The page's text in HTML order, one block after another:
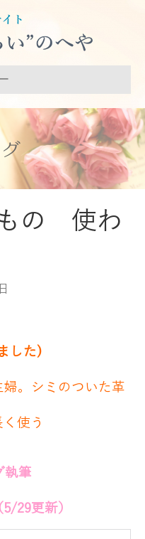
の 使わ
した)
。シミのついた革
使う
執筆
5/29更新）